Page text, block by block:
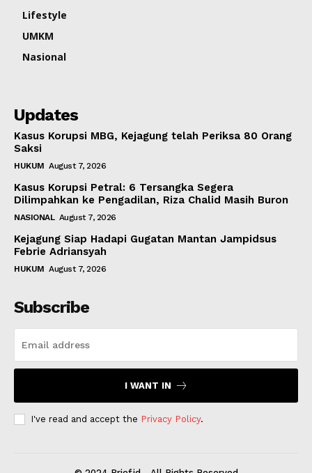
Lifestyle
UMKM
Nasional
Updates
Kasus Korupsi MBG, Kejagung telah Periksa 80 Orang
Saksi
HUKUM August 7, 2026
Kasus Korupsi Petral: 6 Tersangka Segera
Dilimpahkan ke Pengadilan, Riza Chalid Masih Buron
NASIONAL August 7, 2026
Kejagung Siap Hadapi Gugatan Mantan Jampidsus
Febrie Adriansyah
HUKUM August 7, 2026
Subscribe
I WANT IN
I've read and accept the Privacy Policy.